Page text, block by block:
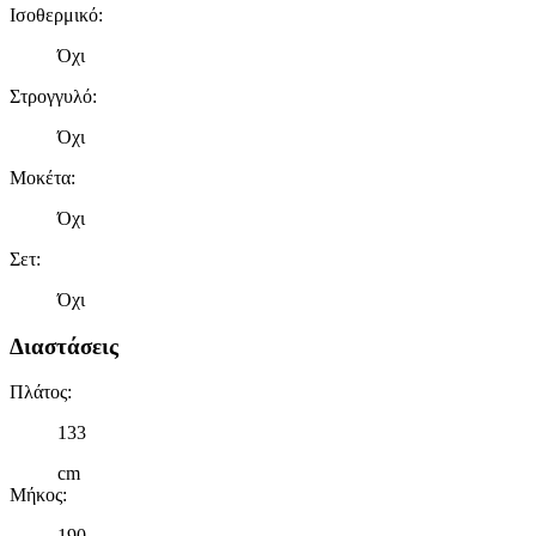
τοποθεσίας μας στους συνεργάτες μέσων κοινωνικής
Ισοθερμικό:
Όχι
Στρογγυλό:
Όχι
Μοκέτα:
Όχι
Σετ:
Όχι
Διαστάσεις
Πλάτος:
133
cm
Μήκος: